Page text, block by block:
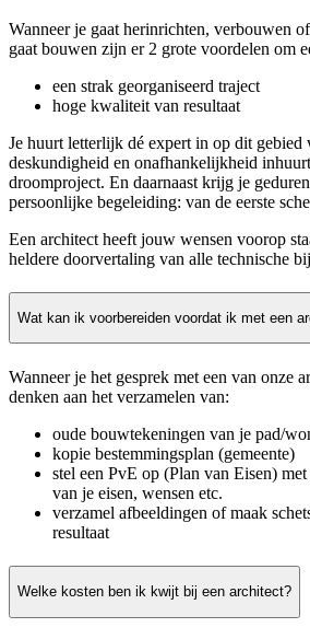
Wanneer je gaat herinrichten, verbouwen
gaat bouwen zijn er 2 grote voordelen om
een strak georganiseerd traject
hoge kwaliteit van resultaat
Je huurt letterlijk dé expert in op dit gebied
deskundigheid en onafhankelijkheid
droomproject. En daarnaast krijg je
persoonlijke begeleiding: van de eerste
Een architect heeft jouw wensen voorop
heldere doorvertaling van alle technische
Wat kan ik voorbereiden voordat ik met een
Wanneer je het gesprek met een van onze
denken aan het verzamelen van:
oude bouwtekeningen van je pad/
kopie bestemmingsplan (gemeente)
stel een PvE op (Plan van Eisen)
van je eisen, wensen etc.
verzamel afbeeldingen of maak
resultaat
Welke kosten ben ik kwijt bij een architect?